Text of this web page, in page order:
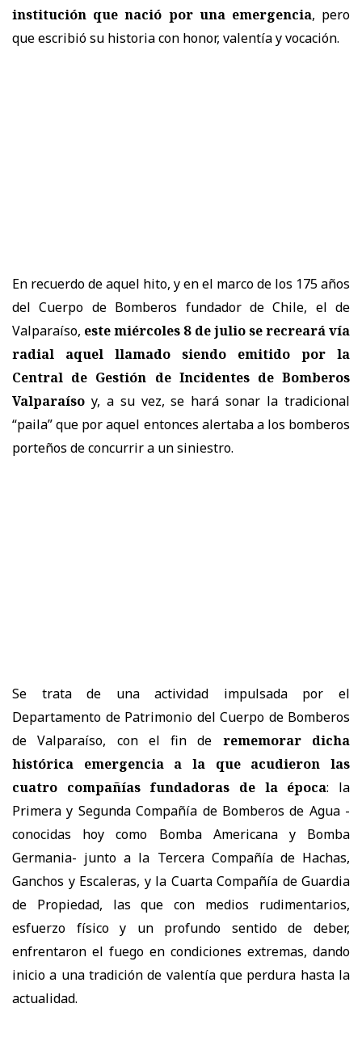
institución que nació por una emergencia, pero
que escribió su historia con honor, valentía y vocación.
En recuerdo de aquel hito, y en el marco de los 175 años
del Cuerpo de Bomberos fundador de Chile, el de
Valparaíso, este miércoles 8 de julio se recreará vía
radial aquel llamado siendo emitido por la
Central de Gestión de Incidentes de Bomberos
Valparaíso y, a su vez, se hará sonar la tradicional
“paila” que por aquel entonces alertaba a los bomberos
porteños de concurrir a un siniestro.
Se trata de una actividad impulsada por el
Departamento de Patrimonio del Cuerpo de Bomberos
de Valparaíso, con el fin de
rememorar dicha
histórica emergencia a la que acudieron las
cuatro compañías fundadoras de la época: la
Primera y Segunda Compañía de Bomberos de Agua -
conocidas hoy como Bomba Americana y Bomba
Germania- junto a la Tercera Compañía de Hachas,
Ganchos y Escaleras, y la Cuarta Compañía de Guardia
de Propiedad, las que con medios rudimentarios,
esfuerzo físico y un profundo sentido de deber,
enfrentaron el fuego en condiciones extremas, dando
inicio a una tradición de valentía que perdura hasta la
actualidad.